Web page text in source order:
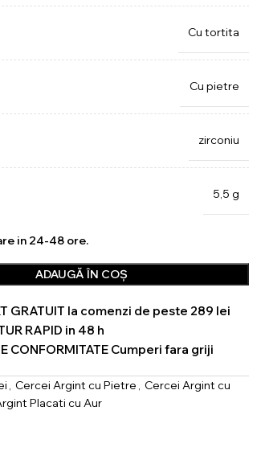
Cu tortita
Cu pietre
zirconiu
5,5 g
in 24-48 ore.
ADAUGĂ ÎN COȘ
GRATUIT la comenzi de peste 289 lei
RAPID in 48 h
CONFORMITATE Cumperi fara griji
, Cercei Argint cu Pietre , Cercei Argint cu
Placati cu Aur